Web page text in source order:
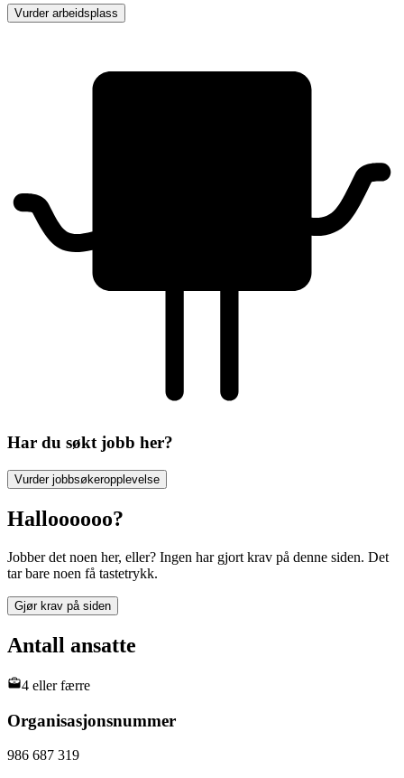
Vurder arbeidsplass
Har du søkt jobb her?
Vurder jobbsøkeropplevelse
Halloooooo?
Jobber det noen her, eller? Ingen har gjort krav på denne siden. Det
tar bare noen få tastetrykk.
Gjør krav på siden
Antall ansatte
4 eller færre
Organisasjonsnummer
986 687 319